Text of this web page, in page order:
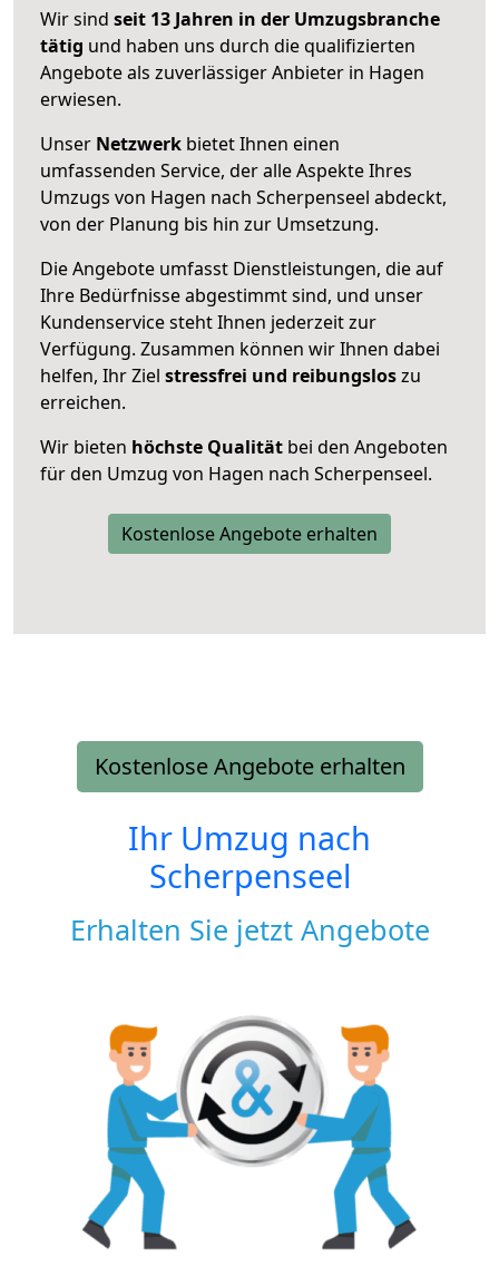
Wir sind seit 13 Jahren in der Umzugsbranche
tätig und haben uns durch die qualifizierten
Angebote als zuverlässiger Anbieter in Hagen
erwiesen.
Unser Netzwerk bietet Ihnen einen
umfassenden Service, der alle Aspekte Ihres
Umzugs von Hagen nach Scherpenseel abdeckt,
von der Planung bis hin zur Umsetzung.
Die Angebote umfasst Dienstleistungen, die auf
Ihre Bedürfnisse abgestimmt sind, und unser
Kundenservice steht Ihnen jederzeit zur
Verfügung. Zusammen können wir Ihnen dabei
helfen, Ihr Ziel stressfrei und reibungsloszu
erreichen.
Wir bieten höchste Qualität bei den Angeboten
für den Umzug von Hagen nach Scherpenseel.
Kostenlose Angebote erhalten
Kostenlose Angebote erhalten
Ihr Umzug nach
Scherpenseel
Erhalten Sie jetzt Angebote